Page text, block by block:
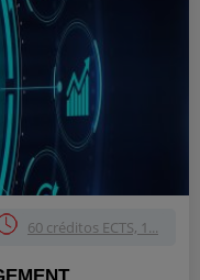
60 créditos ECTS, 1...